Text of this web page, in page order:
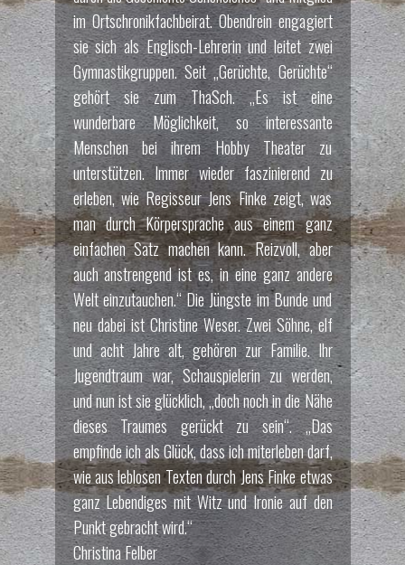
im Ortschronikfachbeirat. Obendrein engagiert
sie sich als Englisch-Lehrerin und leitet zwei
Gymnastikgruppen. Seit „Gerüchte, Gerüchte“
gehört sie zum ThaSch. „Es ist eine
wunderbare Möglichkeit, so interessante
Menschen bei ihrem Hobby Theater zu
unterstützen. Immer wieder faszinierend zu
erleben, wie Regisseur Jens Finke zeigt, was
man durch Körpersprache aus einem ganz
einfachen Satz machen kann. Reizvoll, aber
auch anstrengend ist es, in eine ganz andere
Welt einzutauchen.“ Die Jüngste im Bunde und
neu dabei ist Christine Weser. Zwei Söhne, elf
und acht Jahre alt, gehören zur Familie. Ihr
Jugendtraum war, Schauspielerin zu werden,
und nun ist sie glücklich, „doch noch in die Nähe
dieses Traumes gerückt zu sein“. „Das
empfinde ich als Glück, dass ich miterleben darf,
wie aus leblosen Texten durch Jens Finke etwas
ganz Lebendiges mit Witz und Ironie auf den
Punkt gebracht wird.“
Christina Felber